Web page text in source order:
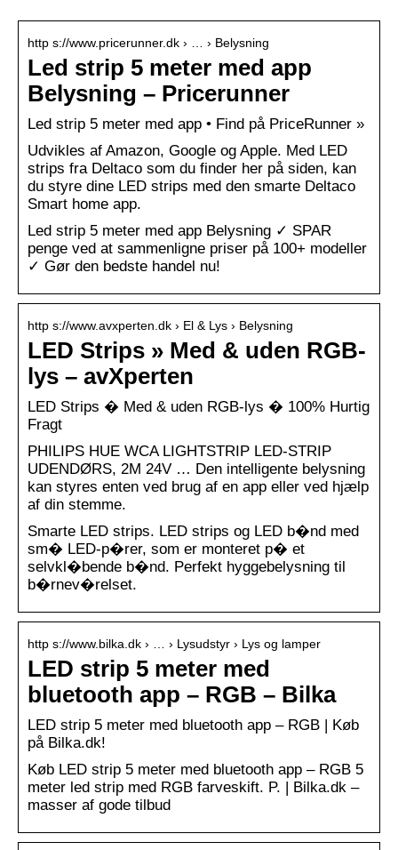
http s://www.pricerunner.dk › … › Belysning
Led strip 5 meter med app
Belysning – Pricerunner
Led strip 5 meter med app • Find på PriceRunner »
Udvikles af Amazon, Google og Apple. Med LED
strips fra Deltaco som du finder her på siden, kan
du styre dine LED strips med den smarte Deltaco
Smart home app.
Led strip 5 meter med app Belysning ✓ SPAR
penge ved at sammenligne priser på 100+ modeller
✓ Gør den bedste handel nu!
http s://www.avxperten.dk › El & Lys › Belysning
LED Strips » Med & uden RGB-
lys – avXperten
LED Strips � Med & uden RGB-lys � 100% Hurtig
Fragt
PHILIPS HUE WCA LIGHTSTRIP LED-STRIP
UDENDØRS, 2M 24V … Den intelligente belysning
kan styres enten ved brug af en app eller ved hjælp
af din stemme.
Smarte LED strips. LED strips og LED b�nd med
sm� LED-p�rer, som er monteret p� et
selvkl�bende b�nd. Perfekt hyggebelysning til
b�rnev�relset.
http s://www.bilka.dk › … › Lysudstyr › Lys og lamper
LED strip 5 meter med
bluetooth app – RGB – Bilka
LED strip 5 meter med bluetooth app – RGB | Køb
på Bilka.dk!
Køb LED strip 5 meter med bluetooth app – RGB 5
meter led strip med RGB farveskift. P. | Bilka.dk –
masser af gode tilbud